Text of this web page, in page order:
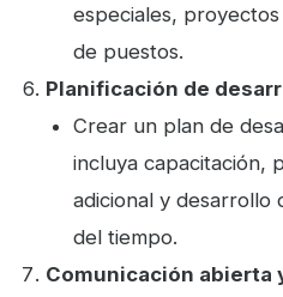
especiales,
de puestos.
Planificación de
Crear un plan de
incluya capacitación,
adicional y desarrollo
del tiempo.
Comunicación abierta